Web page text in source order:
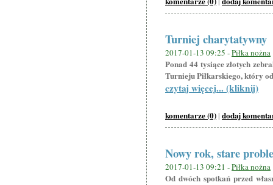
Turniej charytatywny
2017-01-13 09:25 -Piłka nożna
Ponad 44 tysiące złotych
Turnieju Piłkarskiego, który
czytaj więcej... (kliknij)
komentarze (0) | dodaj
Nowy rok, stare
2017-01-13 09:21 -Piłka nożna
Od dwóch spotkań przed